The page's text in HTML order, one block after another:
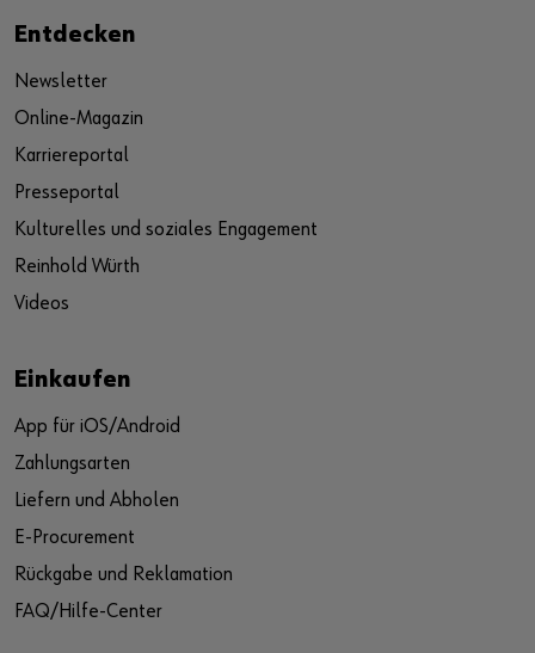
Entdecken
Newsletter
Online-Magazin
Karriereportal
Presseportal
Kulturelles und soziales Engagement
Reinhold Würth
Videos
Einkaufen
App für iOS/Android
Zahlungsarten
Liefern und Abholen
E-Procurement
Rückgabe und Reklamation
FAQ/Hilfe-Center